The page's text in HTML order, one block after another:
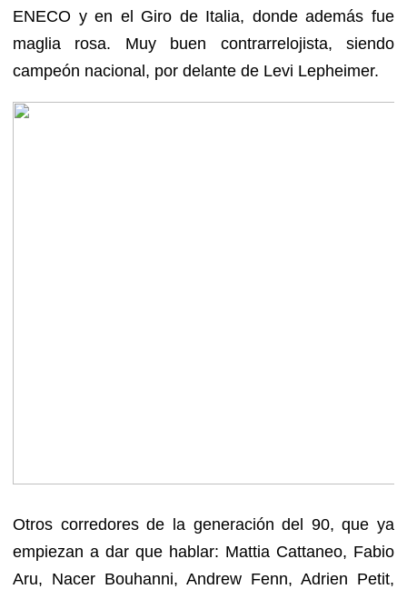
ENECO y en el Giro de Italia, donde además fue
maglia rosa. Muy buen contrarrelojista, siendo
campeón nacional, por delante de Levi Lepheimer.
Otros corredores de la generación del 90, que ya
empiezan a dar que hablar: Mattia Cattaneo, Fabio
Aru, Nacer Bouhanni, Andrew Fenn, Adrien Petit,